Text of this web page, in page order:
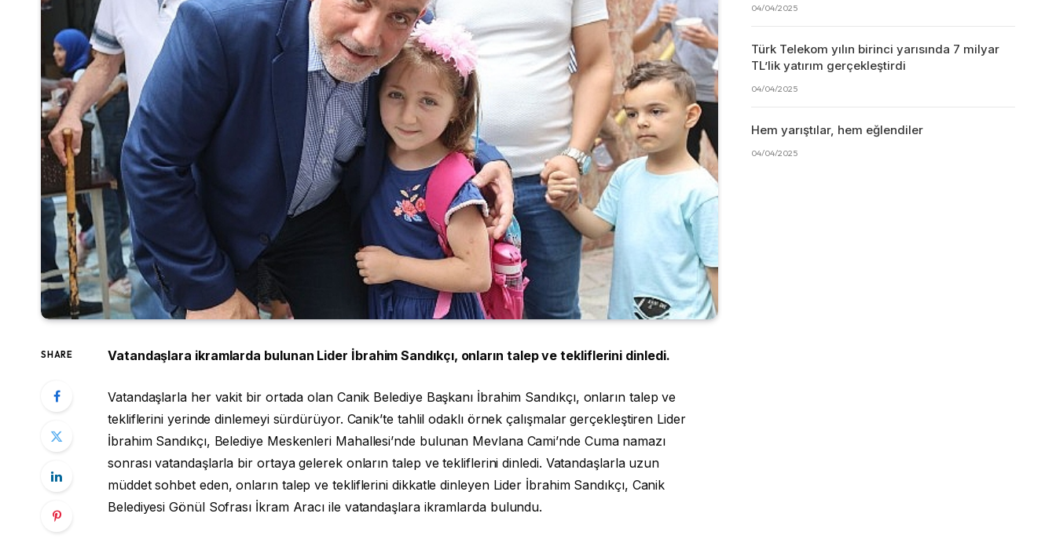
SHARE Vatandaşlara ikramlarda bulunan Lider İbrahim Sandıkçı, onların talep ve tekliflerini dinledi.
Vatandaşlarla her vakit bir ortada olan Canik Belediye Başkanı İbrahim Sandıkçı, onların talep ve
tekliflerini yerinde dinlemeyi sürdürüyor. Canik’te tahlil odaklı örnek çalışmalar gerçekleştiren Lider
İbrahim Sandıkçı, Belediye Meskenleri Mahallesi’nde bulunan Mevlana Cami’nde Cuma namazı
sonrası vatandaşlarla bir ortaya gelerek onların talep ve tekliflerini dinledi. Vatandaşlarla uzun
müddet sohbet eden, onların talep ve tekliflerini dikkatle dinleyen Lider İbrahim Sandıkçı, Canik
Belediyesi Gönül Sofrası İkram Aracı ile vatandaşlara ikramlarda bulundu.
04/04/2025
Türk Telekom yılın birinci yarısında 7 milyar
TL’lik yatırım gerçekleştirdi
04/04/2025
Hem yarıştılar, hem eğlendiler
04/04/2025